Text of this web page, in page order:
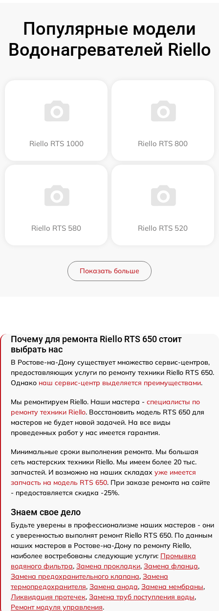
Популярные модели
Водонагревателей Riello
Riello RTS 1000 Riello RTS 800
Riello RTS 580 Riello RTS 520
Показать больше
Почему для ремонта Riello RTS 650 стоит
выбрать нас
В Ростове-на-Дону существует множество сервис-центров,
предоставляющих услуги по ремонту техники Riello RTS 650.
Однако наш сервис-центр выделяется преимуществами.
Мы ремонтируем Riello. Наши мастера - специалисты по
ремонту техники Riello. Восстановить модель RTS 650 для
мастеров не будет новой задачей. На все виды
проведенных работ у нас имеется гарантия.
Минимальные сроки выполнения ремонта. Мы большая
сеть мастерских техники Riello. Мы имеем более 20 тыс.
запчастей. И возможно на наших складах уже имеется
запчасть на модель RTS 650. При заказе ремонта на сайте
- предоставляется скидка -25%.
Знаем свое дело
Будьте уверены в профессионализме наших мастеров - они
с уверенностью выполнят ремонт Riello RTS 650. По данным
наших мастеров в Ростове-на-Дону по ремонту Riello,
наиболее востребованы следующие услуги: Промывка
водяного фильтра, Замена прокладки, Замена фланца,
Замена предохранительного клапана, Замена
термопредохранителя, Замена анода, Замена мембраны,
Ликвидация протечек, Замена труб поступления воды,
Ремонт модуля управления.